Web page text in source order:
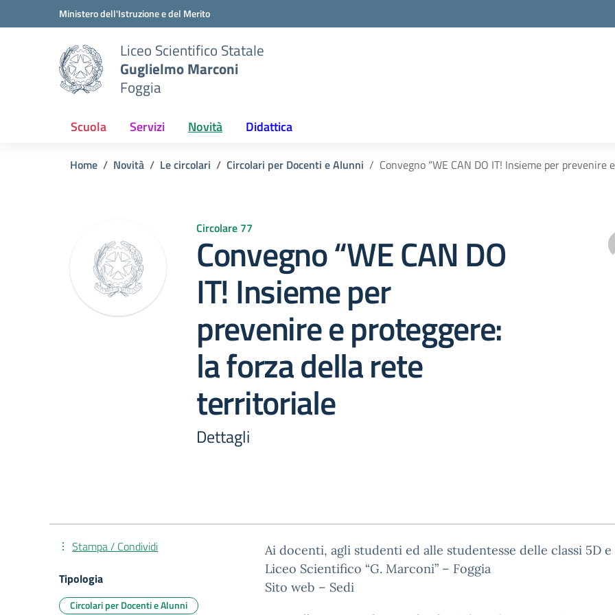
Vai ai contenuti
Vai al menu di navigazioneMinistero dell'Istruzione e del Merito
Liceo Scientifico Statale
Guglielmo Marconi
Foggia
Scuola Servizi Novità Didattica
Home Novità Le circolari Circolari per Docenti e Alunni Convegno “WE CAN DO IT! Insieme per
Circolare 77
Convegno “WE CAN DO
IT! Insieme per
prevenire e proteggere:
la forza della rete
territoriale
Dettagli
Ai docenti, agli studenti ed alle studentesse delle classi 5D e
Liceo Scientifico “G. Marconi” – Foggia
Sito web – Sedi
Stampa / Condividi
Tipologia
Circolari per Docenti e Alunni